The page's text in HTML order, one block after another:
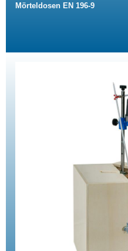
Mörteldosen EN 196-9